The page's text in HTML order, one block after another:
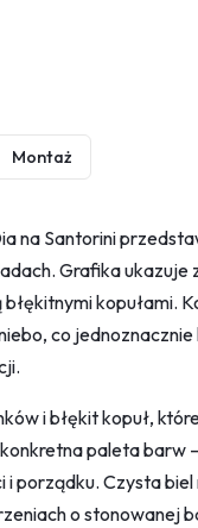
Montaż
na Santorini
Grafika
kopułami.
co
i błękit kopuł,
paleta barw
porządku. Czysta
o stonowanej